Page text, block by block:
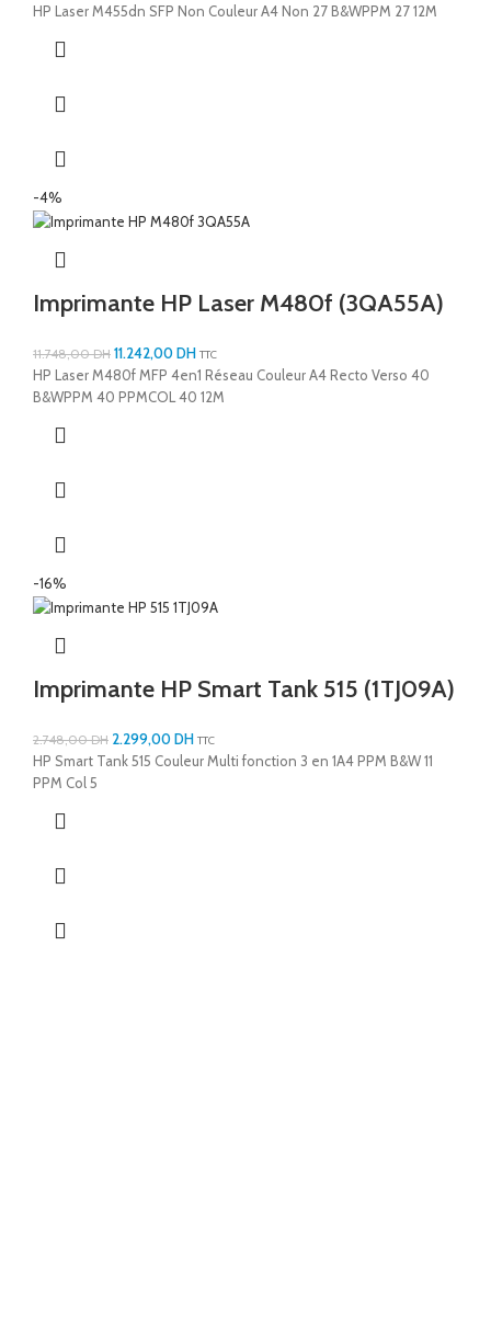
HP Laser M455dn SFP Non Couleur A4 Non 27 B&WPPM 27 12M
-4%
Imprimante HP Laser M480f (3QA55A)
11.748,00DH 11.242,00DH TTC
HP Laser M480f MFP 4en1 Réseau Couleur A4 Recto Verso 40
B&WPPM 40 PPMCOL 40 12M
-16%
Imprimante HP Smart Tank 515 (1TJ09A)
2.748,00DH 2.299,00DH TTC
HP Smart Tank 515 Couleur Multi fonction 3 en 1A4 PPM B&W 11
PPM Col 5